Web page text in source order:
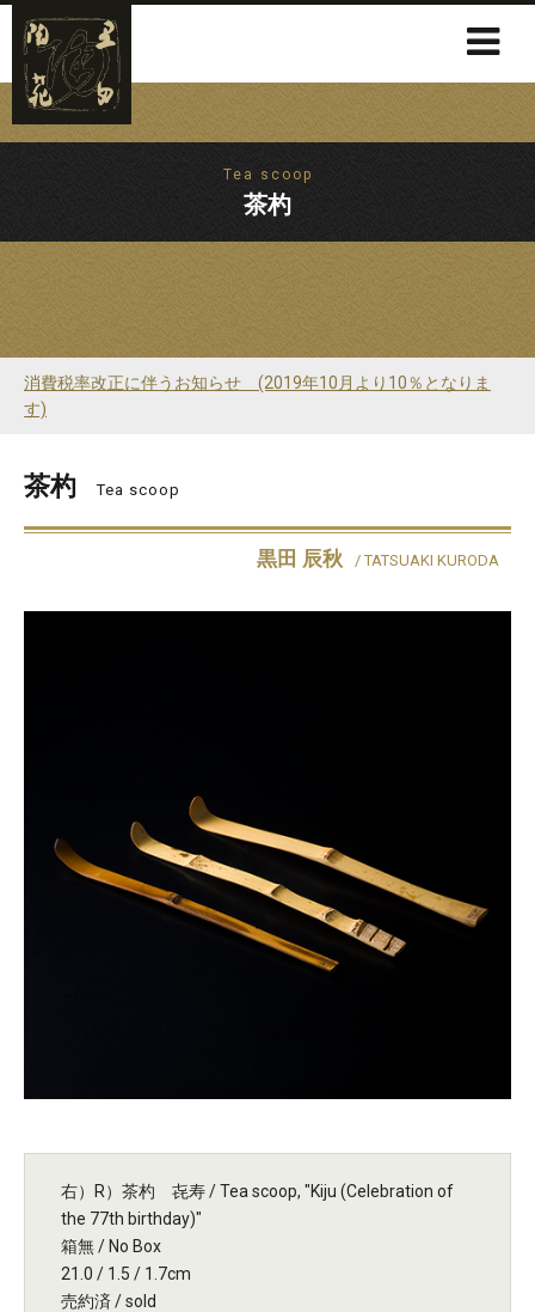
Tea scoop
茶杓
消費税率改正に伴うお知らせ (2019年10月より10％となりま
す)
茶杓 Tea scoop
黒田 辰秋 / TATSUAKI KURODA
右）R）茶杓 㐂寿 / Tea scoop, "Kiju (Celebration of
the 77th birthday)"
箱無 / No Box
21.0 / 1.5 / 1.7cm
売約済 / sold